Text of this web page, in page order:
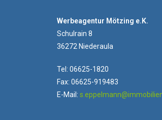
Werbeagentur Mötzing e.K.
Schulrain 8
36272 Niederaula
Tel: 06625-1820
Fax: 06625-919483
E-Mail: